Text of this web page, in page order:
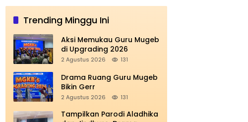
Trending Minggu Ini
Aksi Memukau Guru Mugeb
di Upgrading 2026
2 Agustus 2026 131
Drama Ruang Guru Mugeb
Bikin Gerr
2 Agustus 2026 131
Tampilkan Parodi Aladhika